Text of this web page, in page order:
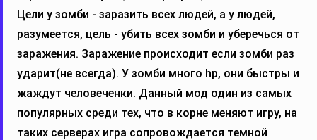
Цели у зомби - заразить всех людей, а у людей,
разумеется, цель - убить всех зомби и уберечься от
заражения. Заражение происходит если зомби раз
ударит(не всегда). У зомби много hp, они быстры и
жаждут человеченки. Данный мод один из самых
популярных среди тех, что в корне меняют игру, на
таких серверах игра сопровождается темной